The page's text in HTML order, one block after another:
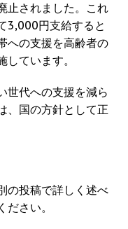
止されました。これ
3,000円支給すると
への支援を高齢者の
ています。
世代への支援を減ら
、国の方針として正
の投稿で詳しく述べ
さい。